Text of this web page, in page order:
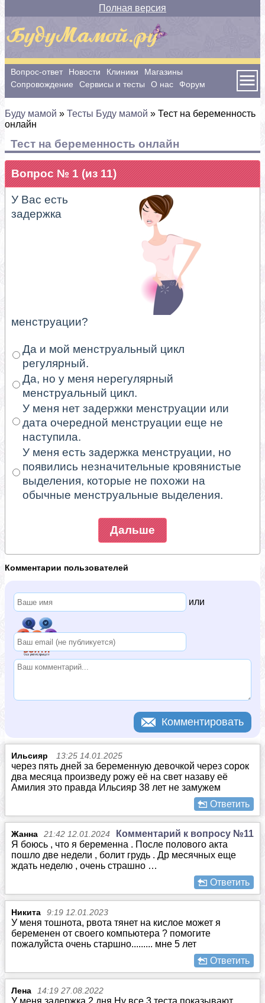
Полная версия
Вопрос-ответ Новости Клиники
Магазины
Сопровождение
Сервисы и тесты О нас Форум
Буду мамой » Тесты Буду мамой » Тест на беременность
онлайн
Тест на беременность онлайн
Вопрос № 1 (из 11)
У Вас есть
задержка
менструации?
Да и мой менструальный цикл
регулярный.
Да, но у меня нерегулярный
менструальный цикл.
У меня нет задержки менструации или
дата очередной менструации еще не
наступила.
У меня есть задержка менструации, но
появились незначительные кровянистые
выделения, которые не похожи на
обычные менструальные выделения.
Комментарии пользователей
или
Ильсияр 13:25 14.01.2025
через пять дней за беременную девочкой через сорок
два месяца произведу рожу её на свет назаву её
Амилия это правда Ильсияр 38 лет не замужем
Ответить
Жанна 21:42 12.01.2024
Комментарий к вопросу №11
Я боюсь , что я беременна . После полового акта
пошло две недели , болит грудь . Др месячных еще
ждать неделю , очень страшно …
Ответить
Никита 9:19 12.01.2023
У меня тошнота, рвота тянет на кислое может я
беременен от своего компьютера ? помогите
пожалуйста очень старшно......... мне 5 лет
Ответить
Лена 14:19 27.08.2022